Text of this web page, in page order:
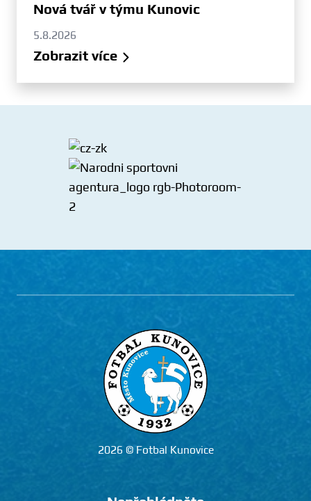
Nová tvář v týmu Kunovic
5.8.2026
Zobrazit více
2026 © Fotbal Kunovice